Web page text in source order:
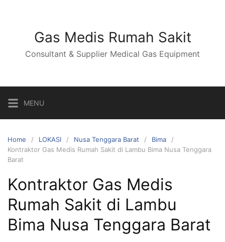
Gas Medis Rumah Sakit
Consultant & Supplier Medical Gas Equipment
MENU
Home LOKASI Nusa Tenggara Barat
Bima
Kontraktor Gas Medis Rumah Sakit di Lambu Bima Nusa Tenggara
Barat
Kontraktor Gas Medis
Rumah Sakit di Lambu
Bima Nusa Tenggara Barat